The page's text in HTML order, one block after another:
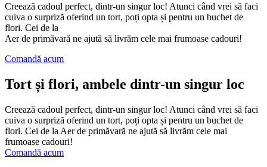
Creează cadoul perfect, dintr-un singur loc! Atunci când vrei să faci
cuiva o surpriză oferind un tort, poți opta și pentru un buchet de
flori. Cei de la
Aer de primăvară ne ajută să livrăm cele mai frumoase cadouri!
Comandă acum
Tort și flori, ambele dintr-un singur loc
Creează cadoul perfect, dintr-un singur loc! Atunci când vrei să faci
cuiva o surpriză oferind un tort, poți opta și pentru un buchet de
flori. Cei de la Aer de primăvară ne ajută să livrăm cele mai
frumoase cadouri!
Comandă acum